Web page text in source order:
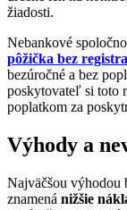
žiadosti.
Nebankové
pôžička bez registra
bezúročné a bez
poskytovateľ si toto
poplatkom za
Výhody a
Najväčšou výhodou
znamená nižšie